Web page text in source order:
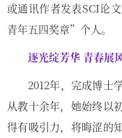
或通讯作者发表SCI论
青年五四奖章”个人。
逐光绽芳华 青春展
2012年，完成博士
从教十余年，她始终以
得有吸引力，将晦涩的